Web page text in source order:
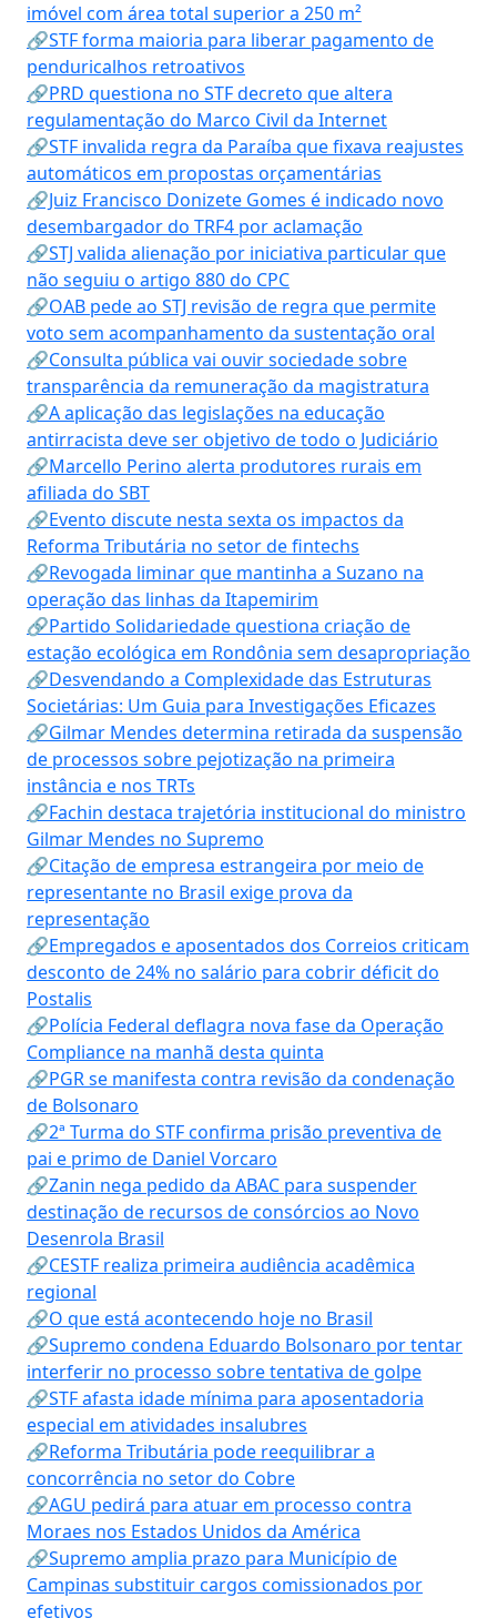
imóvel com área total superior a 250 m²
🔗STF forma maioria para liberar pagamento de
penduricalhos retroativos
🔗PRD questiona no STF decreto que altera
regulamentação do Marco Civil da Internet
🔗STF invalida regra da Paraíba que fixava reajustes
automáticos em propostas orçamentárias
🔗Juiz Francisco Donizete Gomes é indicado novo
desembargador do TRF4 por aclamação
🔗STJ valida alienação por iniciativa particular que
não seguiu o artigo 880 do CPC
🔗OAB pede ao STJ revisão de regra que permite
voto sem acompanhamento da sustentação oral
🔗Consulta pública vai ouvir sociedade sobre
transparência da remuneração da magistratura
🔗A aplicação das legislações na educação
antirracista deve ser objetivo de todo o Judiciário
🔗Marcello Perino alerta produtores rurais em
afiliada do SBT
🔗Evento discute nesta sexta os impactos da
Reforma Tributária no setor de fintechs
🔗Revogada liminar que mantinha a Suzano na
operação das linhas da Itapemirim
🔗Partido Solidariedade questiona criação de
estação ecológica em Rondônia sem desapropriação
🔗Desvendando a Complexidade das Estruturas
Societárias: Um Guia para Investigações Eficazes
🔗Gilmar Mendes determina retirada da suspensão
de processos sobre pejotização na primeira
instância e nos TRTs
🔗Fachin destaca trajetória institucional do ministro
Gilmar Mendes no Supremo
🔗Citação de empresa estrangeira por meio de
representante no Brasil exige prova da
representação
🔗Empregados e aposentados dos Correios criticam
desconto de 24% no salário para cobrir déficit do
Postalis
🔗Polícia Federal deflagra nova fase da Operação
Compliance na manhã desta quinta
🔗PGR se manifesta contra revisão da condenação
de Bolsonaro
🔗2ª Turma do STF confirma prisão preventiva de
pai e primo de Daniel Vorcaro
🔗Zanin nega pedido da ABAC para suspender
destinação de recursos de consórcios ao Novo
Desenrola Brasil
🔗CESTF realiza primeira audiência acadêmica
regional
🔗O que está acontecendo hoje no Brasil
🔗Supremo condena Eduardo Bolsonaro por tentar
interferir no processo sobre tentativa de golpe
🔗STF afasta idade mínima para aposentadoria
especial em atividades insalubres
🔗Reforma Tributária pode reequilibrar a
concorrência no setor do Cobre
🔗AGU pedirá para atuar em processo contra
Moraes nos Estados Unidos da América
🔗Supremo amplia prazo para Município de
Campinas substituir cargos comissionados por
efetivos